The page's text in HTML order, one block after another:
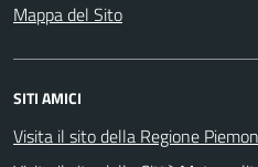
Mappa del Sito
SITI AMICI
Visita il sito della Regione